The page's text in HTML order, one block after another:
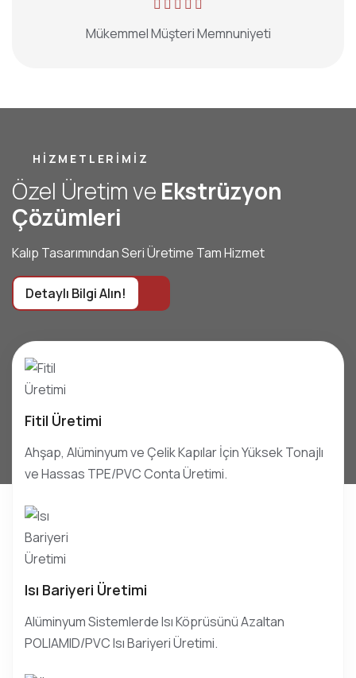
Mükemmel Müşteri Memnuniyeti
HIZMETLERIMIZ
Özel Üretimve Ekstrüzyon
Çözümleri
Kalıp Tasarımından Seri Üretime Tam Hizmet
Detaylı Bilgi Alın!
Fitil Üretimi
Ahşap, Alüminyum ve Çelik Kapılar İçin Yüksek Tonajlı
ve Hassas TPE/PVC Conta Üretimi.
Isı Bariyeri Üretimi
Alüminyum Sistemlerde Isı Köprüsünü Azaltan
POLIAMID/PVC Isı Bariyeri Üretimi.